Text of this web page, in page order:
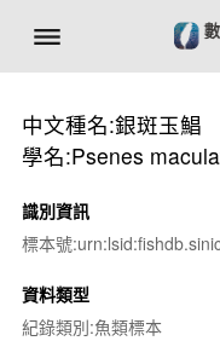
中文種名:銀斑玉鯧
學名:Psenes
識別資訊
標本號
資料類型
紀錄類別:魚類標本